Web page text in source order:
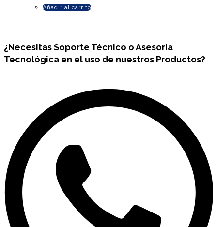
Añadir al carrito
¿NecesitasSoporte Técnico o Asesoría
Tecnológica en el uso de nuestros Productos?